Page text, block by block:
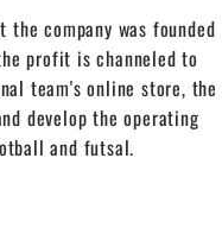
company was founded
profit is channeled to
team's online store, the
develop the operating
and futsal.